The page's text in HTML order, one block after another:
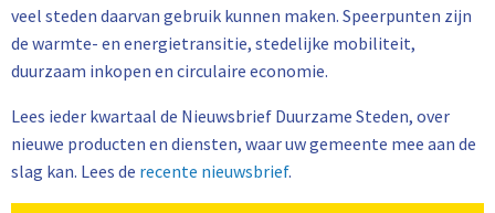
veel steden daarvan gebruik kunnen maken. Speerpunten zijn
de warmte- en energietransitie, stedelijke mobiliteit,
duurzaam inkopen en circulaire economie.
Lees ieder kwartaal de Nieuwsbrief Duurzame Steden, over
nieuwe producten en diensten, waar uw gemeente mee aan de
slag kan. Lees de recente nieuwsbrief.